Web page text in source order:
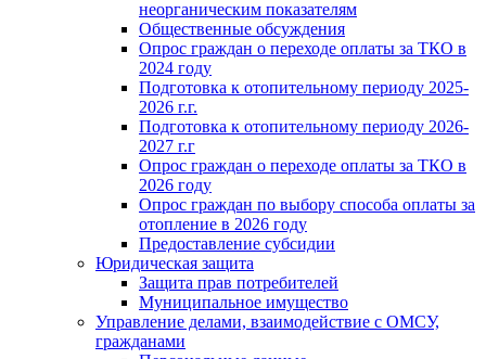
неорганическим показателям
Общественные обсуждения
Опрос граждан о переходе оплаты за ТКО в
2024 году
Подготовка к отопительному периоду 2025-
2026 г.г.
Подготовка к отопительному периоду 2026-
2027 г.г
Опрос граждан о переходе оплаты за ТКО в
2026 году
Опрос граждан по выбору способа оплаты за
отопление в 2026 году
Предоставление субсидии
Юридическая защита
Защита прав потребителей
Муниципальное имущество
Управление делами, взаимодействие с ОМСУ,
гражданами